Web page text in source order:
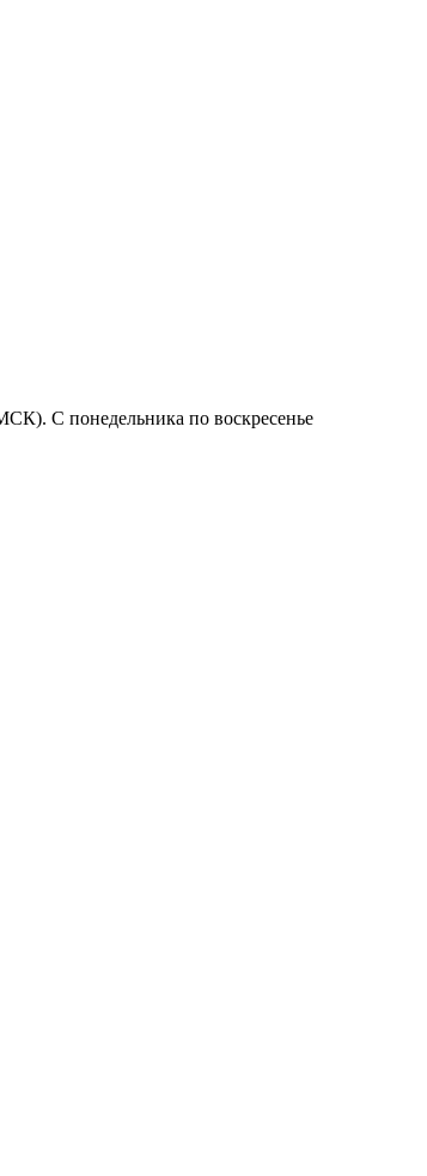
С понедельника по воскресенье